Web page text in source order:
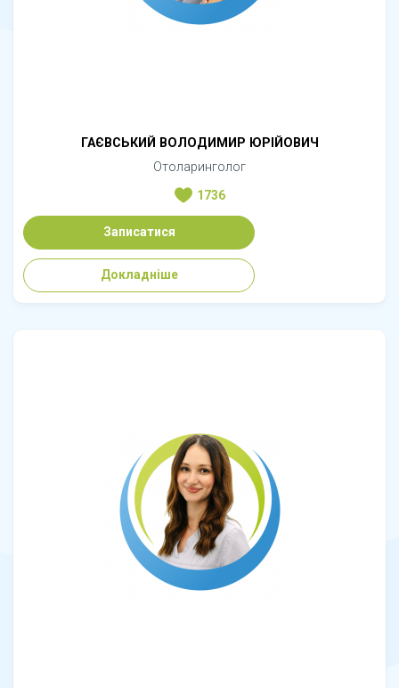
ГАЄВСЬКИЙ ВОЛОДИМИР ЮРІЙОВИЧ
Отоларинголог
1736
Записатися
Докладніше